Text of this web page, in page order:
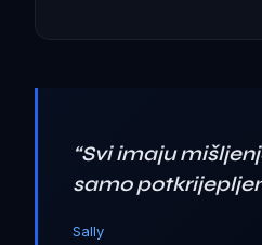
“Svi imaju
samo
Sally